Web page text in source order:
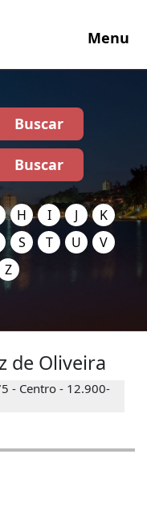
Menu
H I J
K
S T U
V
Z
de Oliveira
- Centro - 12.900-